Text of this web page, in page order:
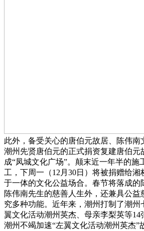
此外，备受关心的唐伯元故居、陈伟南
潮州先贤唐伯元的正式捐资复建唐伯元
成“凤城文化广场”。颠末近一年半的施
工，下周一（12月30日）将被捐赠给
于一体的文化公益场合。春节将落成的
陈伟南先生的慈善人生外，还兼具公
究多种功能。近年来，潮州打制了潮州
翼文化活动潮州英杰、母亲李梨英等14
潮州不竭加速“左翼文化活动潮州英杰”